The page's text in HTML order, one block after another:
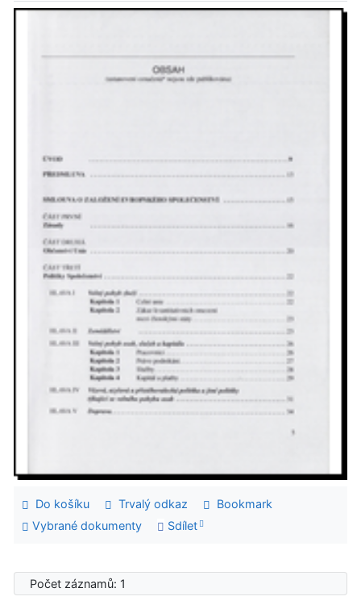
Do košíku Trvalý odkaz
Bookmark
Vybrané dokumenty
Sdílet
Počet záznamů: 1